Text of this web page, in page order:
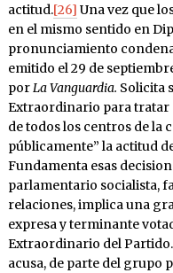
actitud.[26] Una vez que
en el mismo sentido en
pronunciamiento
emitido el 29 de
porLa Vanguardia. Solicita
Extraordinario para tratar
de todos los centros de la
públicamente” la actitud
Fundamenta esas
parlamentario socialista,
relaciones, implica una
expresa y terminante
Extraordinario del Partido.
acusa, de parte del grupo